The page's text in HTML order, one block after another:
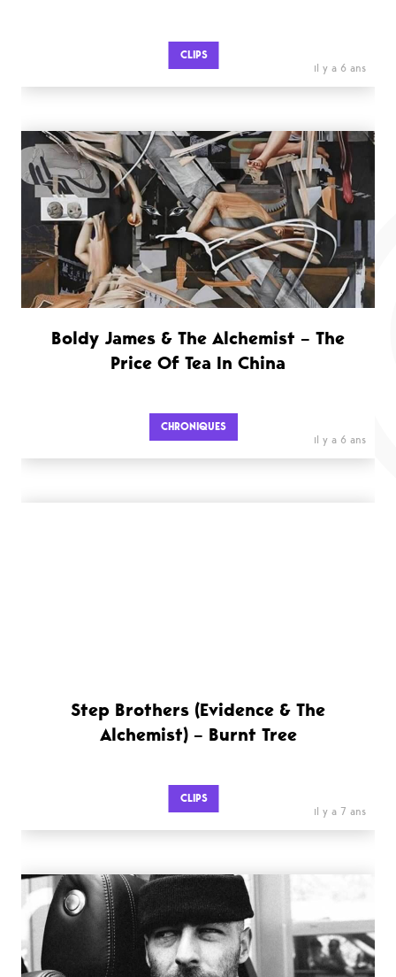
CLIPS
il y a 6 ans
Boldy James & The Alchemist – The
Price Of Tea In China
CHRONIQUES
il y a 6 ans
Step Brothers (Evidence & The
Alchemist) – Burnt Tree
CLIPS
il y a 7 ans